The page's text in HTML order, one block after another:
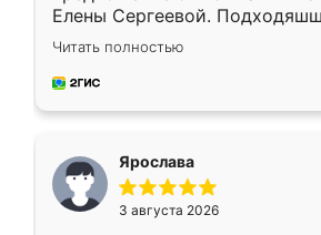
Елены Сергеевой.
короткие сроки
для замера сотрудник
предложил по моему эскизу
Читать полностью
Ярослава
3 августа 2026